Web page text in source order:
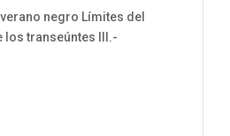
verano negro Límites del
los transeúntes III.-